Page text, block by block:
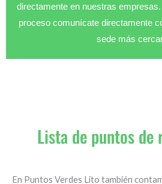
directamente en nuestras
proceso comunícate directamente
sede más
Lista de puntos de
En Puntos Verdes Lito también